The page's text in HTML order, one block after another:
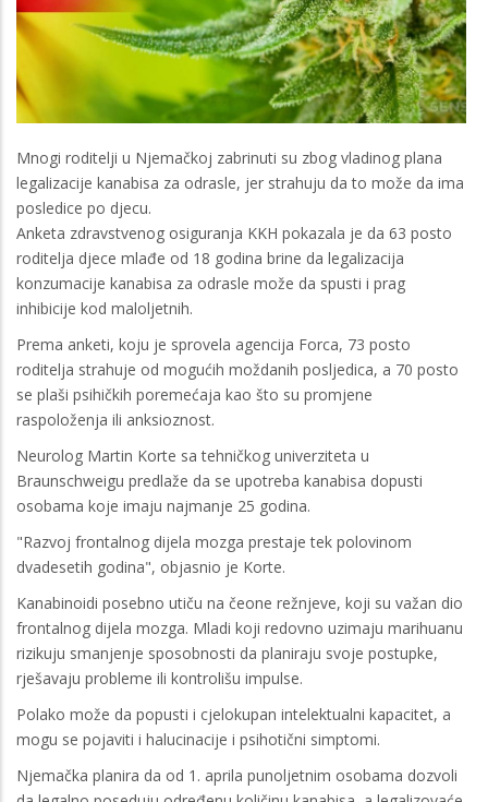
Mnogi roditelji u Njemačkoj zabrinuti su zbog vladinog plana
legalizacije kanabisa za odrasle, jer strahuju da to može da ima
posledice po djecu.
Anketa zdravstvenog osiguranja KKH pokazala je da 63 posto
roditelja djece mlađe od 18 godina brine da legalizacija
konzumacije kanabisa za odrasle može da spusti i prag
inhibicije kod maloljetnih.
Prema anketi, koju je sprovela agencija Forca, 73 posto
roditelja strahuje od mogućih moždanih posljedica, a 70 posto
se plaši psihičkih poremećaja kao što su promjene
raspoloženja ili anksioznost.
Neurolog Martin Korte sa tehničkog univerziteta u
Braunschweigu predlaže da se upotreba kanabisa dopusti
osobama koje imaju najmanje 25 godina.
"Razvoj frontalnog dijela mozga prestaje tek polovinom
dvadesetih godina", objasnio je Korte.
Kanabinoidi posebno utiču na čeone režnjeve, koji su važan dio
frontalnog dijela mozga. Mladi koji redovno uzimaju marihuanu
rizikuju smanjenje sposobnosti da planiraju svoje postupke,
rješavaju probleme ili kontrolišu impulse.
Polako može da popusti i cjelokupan intelektualni kapacitet, a
mogu se pojaviti i halucinacije i psihotični simptomi.
Njemačka planira da od 1. aprila punoljetnim osobama dozvoli